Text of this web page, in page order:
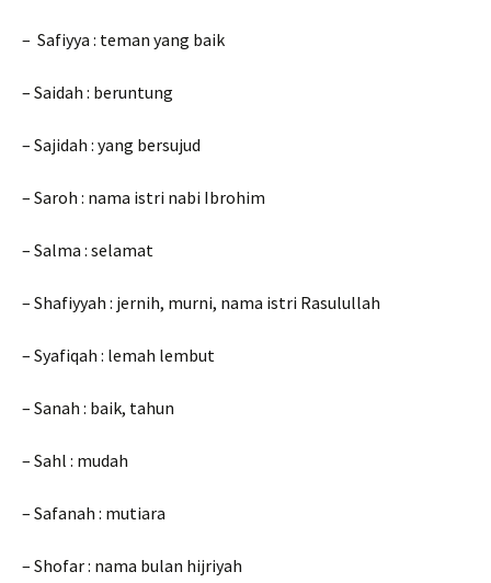
– Safiyya : teman yang baik
– Saidah : beruntung
– Sajidah : yang bersujud
– Saroh : nama istri nabi Ibrohim
– Salma : selamat
– Shafiyyah : jernih, murni, nama istri Rasulullah
– Syafiqah : lemah lembut
– Sanah : baik, tahun
– Sahl : mudah
– Safanah : mutiara
– Shofar : nama bulan hijriyah